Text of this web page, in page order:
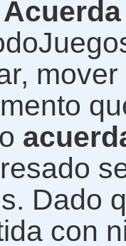
Acuerda
Dado
con